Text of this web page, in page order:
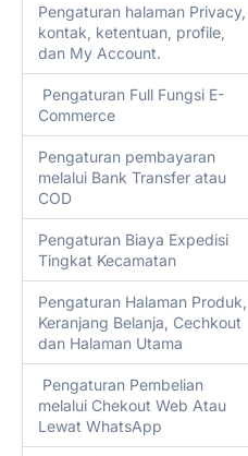
Pengaturan halaman Privacy,
kontak, ketentuan, profile,
dan My Account.
Pengaturan Full Fungsi E-
Commerce
Pengaturan pembayaran
melalui Bank Transfer atau
COD
Pengaturan Biaya Expedisi
Tingkat Kecamatan
Pengaturan Halaman Produk,
Keranjang Belanja, Cechkout
dan Halaman Utama
Pengaturan Pembelian
melalui Chekout Web Atau
Lewat WhatsApp